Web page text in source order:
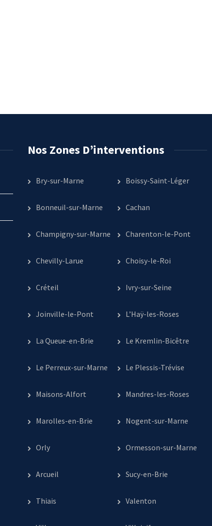
Nos Zones D’interventions
Bry-sur-Marne Boissy-Saint-Léger
Bonneuil-sur-Marne Cachan
Champigny-sur-Marne Charenton-le-Pont
Chevilly-Larue Choisy-le-Roi
Créteil Ivry-sur-Seine
Joinville-le-Pont L’Haÿ-les-Roses
La Queue-en-Brie Le Kremlin-Bicêtre
Le Perreux-sur-Marne Le Plessis-Trévise
Maisons-Alfort Mandres-les-Roses
Marolles-en-Brie Nogent-sur-Marne
Orly Ormesson-sur-Marne
Arcueil Sucy-en-Brie
Thiais Valenton